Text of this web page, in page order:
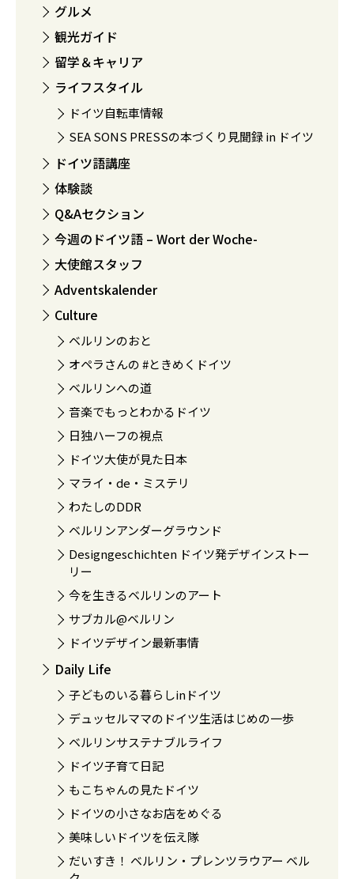
グルメ
観光ガイド
留学＆キャリア
ライフスタイル
ドイツ自転車情報
SEA SONS PRESSの本づくり見聞録 in ドイツ
ドイツ語講座
体験談
Q&Aセクション
今週のドイツ語 – Wort der Woche-
大使館スタッフ
Adventskalender
Culture
ベルリンのおと
オペラさんの #ときめくドイツ
ベルリンへの道
音楽でもっとわかるドイツ
日独ハーフの視点
ドイツ大使が見た日本
マライ・de・ミステリ
わたしのDDR
ベルリンアンダーグラウンド
Designgeschichten ドイツ発デザインストー
リー
今を生きるベルリンのアート
サブカル@ベルリン
ドイツデザイン最新事情
Daily Life
子どものいる暮らしinドイツ
デュッセルママのドイツ生活はじめの一歩
ベルリンサステナブルライフ
ドイツ子育て日記
もこちゃんの見たドイツ
ドイツの小さなお店をめぐる
美味しいドイツを伝え隊
だいすき！ ベルリン・プレンツラウアー ベル